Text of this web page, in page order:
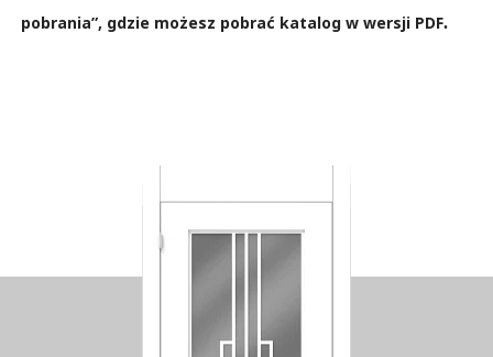
pobrania”, gdzie możesz pobrać katalog w wersji PDF.